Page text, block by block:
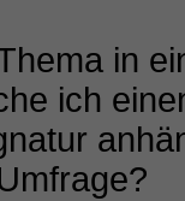
in
ich